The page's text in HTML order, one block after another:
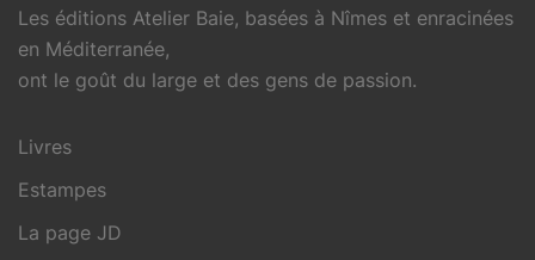
Les éditions Atelier Baie, basées à Nîmes et enracinées
en Méditerranée,
ont le goût du large et des gens de passion.
Livres
Estampes
La page JD